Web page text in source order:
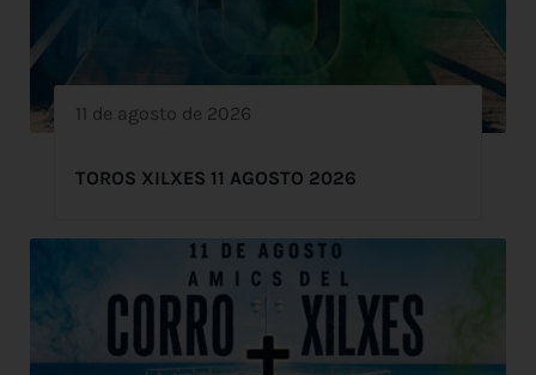
11 de agosto de 2026
TOROS XILXES 11 AGOSTO 2026